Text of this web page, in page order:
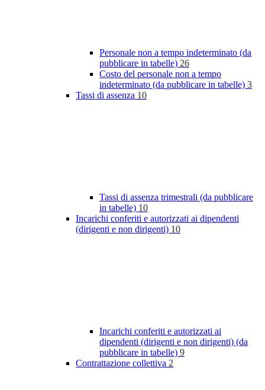
Personale non a tempo indeterminato (da
pubblicare in tabelle) 26
Costo del personale non a tempo
indeterminato (da pubblicare in tabelle) 3
Tassi di assenza 10
Tassi di assenza trimestrali (da pubblicare
in tabelle) 10
Incarichi conferiti e autorizzati ai dipendenti
(dirigenti e non dirigenti) 10
Incarichi conferiti e autorizzati ai
dipendenti (dirigenti e non dirigenti) (da
pubblicare in tabelle) 9
Contrattazione collettiva 2